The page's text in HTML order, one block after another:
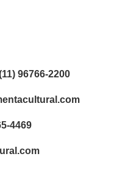
96766-2200
4469